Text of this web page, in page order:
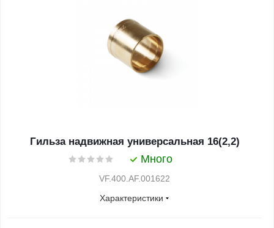
Гильза надвижная универсальная 16(2,2)
Много
VF.400.AF.001622
Характеристики